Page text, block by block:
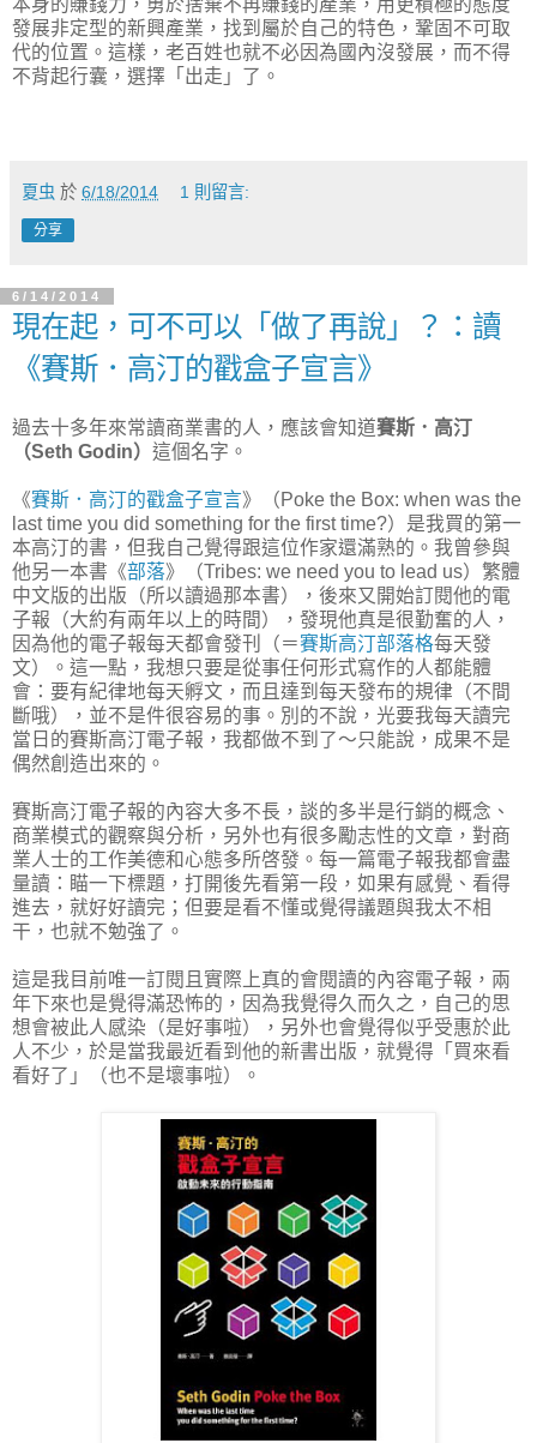
本身的賺錢力，勇於捨棄不再賺錢的產業，用更積極的態度
發展非定型的新興產業，找到屬於自己的特色，鞏固不可取
代的位置。這樣，老百姓也就不必因為國內沒發展，而不得
不背起行囊，選擇「出走」了。
夏虫 於 6/18/2014 1 則留言:
分享
6/14/2014
現在起，可不可以「做了再說」？：讀
《賽斯．高汀的戳盒子宣言》
過去十多年來常讀商業書的人，應該會知道賽斯．高汀
（Seth Godin） 這個名字。
《賽斯．高汀的戳盒子宣言》（Poke the Box: when was the
last time you did something for the first time?）是我買的第一
本高汀的書，但我自己覺得跟這位作家還滿熟的。我曾參與
他另一本書《部落》（Tribes: we need you to lead us）繁體
中文版的出版（所以讀過那本書），後來又開始訂閱他的電
子報（大約有兩年以上的時間），發現他真是很勤奮的人，
因為他的電子報每天都會發刊（＝賽斯高汀部落格每天發
文）。這一點，我想只要是從事任何形式寫作的人都能體
會：要有紀律地每天孵文，而且達到每天發布的規律（不間
斷哦），並不是件很容易的事。別的不說，光要我每天讀完
當日的賽斯高汀電子報，我都做不到了～只能說，成果不是
偶然創造出來的。
賽斯高汀電子報的內容大多不長，談的多半是行銷的概念、
商業模式的觀察與分析，另外也有很多勵志性的文章，對商
業人士的工作美德和心態多所啓發。每一篇電子報我都會盡
量讀：瞄一下標題，打開後先看第一段，如果有感覺、看得
進去，就好好讀完；但要是看不懂或覺得議題與我太不相
干，也就不勉強了。
這是我目前唯一訂閱且實際上真的會閱讀的內容電子報，兩
年下來也是覺得滿恐怖的，因為我覺得久而久之，自己的思
想會被此人感染（是好事啦），另外也會覺得似乎受惠於此
人不少，於是當我最近看到他的新書出版，就覺得「買來看
看好了」（也不是壞事啦）。